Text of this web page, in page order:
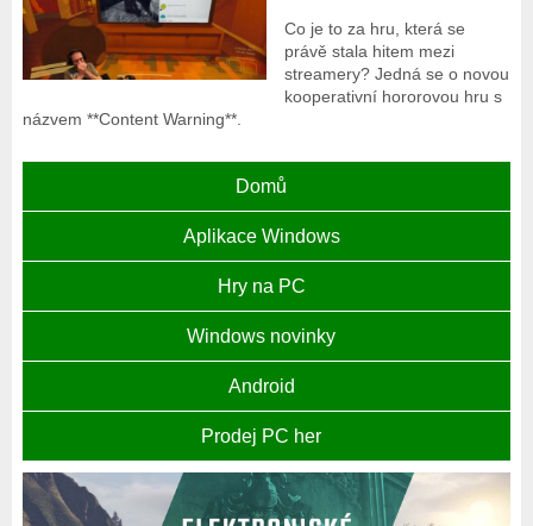
Co je to za hru, která se
právě stala hitem mezi
streamery? Jedná se o novou
kooperativní hororovou hru s
názvem **Content Warning**.
Domů
Aplikace Windows
Hry na PC
Windows novinky
Android
Prodej PC her